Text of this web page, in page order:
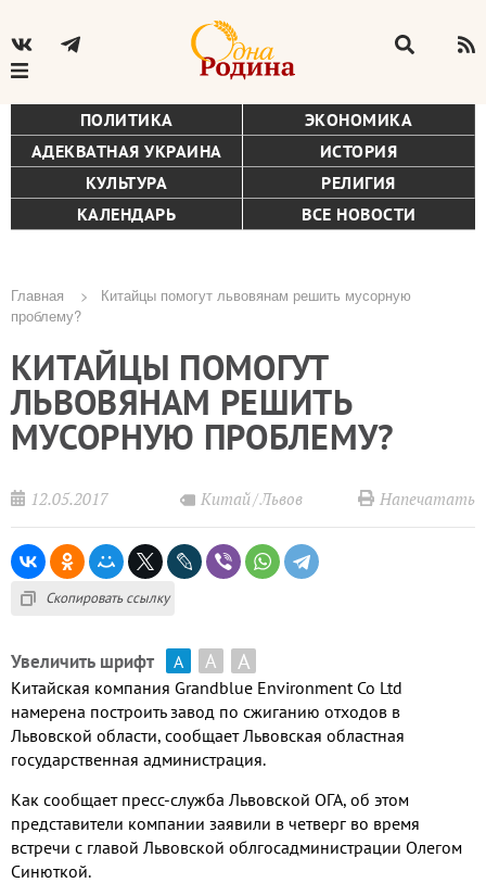
ПОЛИТИКА
ЭКОНОМИКА
АДЕКВАТНАЯ УКРАИНА
ИСТОРИЯ
КУЛЬТУРА
РЕЛИГИЯ
КАЛЕНДАРЬ
ВСЕ НОВОСТИ
Строка
навигации
Главная
Китайцы помогут львовянам решить мусорную
проблему?
КИТАЙЦЫ ПОМОГУТ
ЛЬВОВЯНАМ РЕШИТЬ
МУСОРНУЮ ПРОБЛЕМУ?
12.05.2017 Китай Львов Напечатать
Скопировать ссылку
Увеличить шрифт А А А
Китайская компания Grandblue Environment Co Ltd
намерена построить завод по сжиганию отходов в
Львовской области, сообщает Львовская областная
государственная администрация.
Как сообщает пресс-служба Львовской ОГА, об этом
представители компании заявили в четверг во время
встречи с главой Львовской облгосадминистрации Олегом
Синюткой.